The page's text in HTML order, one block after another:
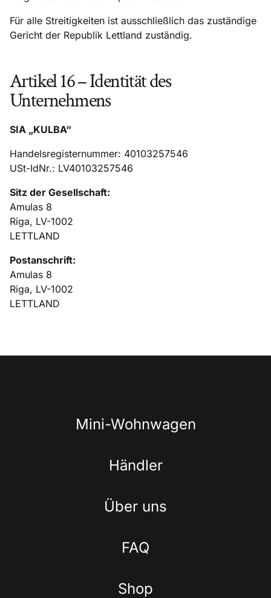
Für alle Streitigkeiten ist ausschließlich das zuständige
Gericht der Republik Lettland zuständig.
Artikel 16 – Identität des
Unternehmens
SIA „KULBA“
Handelsregisternummer: 40103257546
USt-IdNr.: LV40103257546
Sitz der Gesellschaft:
Amulas 8
Riga, LV-1002
LETTLAND
Postanschrift:
Amulas 8
Riga, LV-1002
LETTLAND
Mini-Wohnwagen
Händler
Über uns
FAQ
Shop